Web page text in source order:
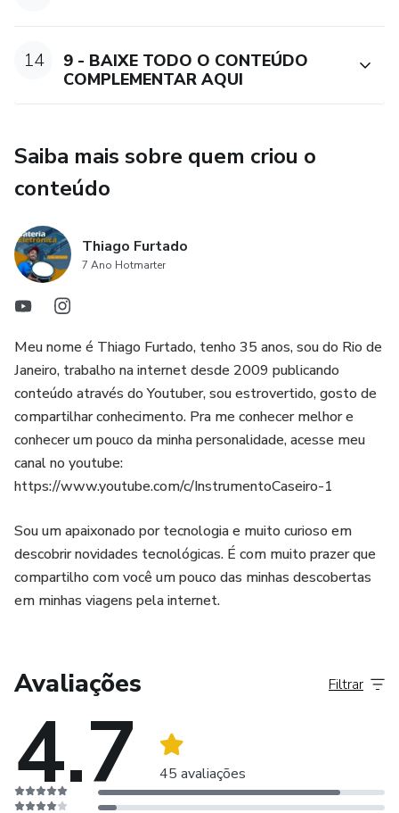
14
9 - BAIXE TODO O CONTEÚDO
COMPLEMENTAR AQUI
Saiba mais sobre quem criou o
conteúdo
Thiago Furtado
7 Ano Hotmarter
Meu nome é Thiago Furtado, tenho 35 anos, sou do Rio de
Janeiro, trabalho na internet desde 2009 publicando
conteúdo através do Youtuber, sou estrovertido, gosto de
compartilhar conhecimento. Pra me conhecer melhor e
conhecer um pouco da minha personalidade, acesse meu
canal no youtube:
https://www.youtube.com/c/InstrumentoCaseiro-1
Sou um apaixonado por tecnologia e muito curioso em
descobrir novidades tecnológicas. É com muito prazer que
compartilho com você um pouco das minhas descobertas
em minhas viagens pela internet.
Avaliações
4.7 45 avaliações
Filtrar